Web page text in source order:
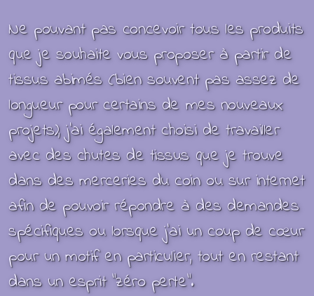
Ne pouvant pas concevoir tousles produits
que je souhaite vous proposer à partir de
tissus abimés (bien souvent pas assez de
longueur pour certains de mes nouveaux
projets), j’ai également choisi de travailler
avec des chutes de tissus que je trouve
dans des merceries du coin ou sur internet
afin de pouvoir répondre à des demandes
spécifiques ou lorsque j’ai un coup de cœur
pour un motif en particulier, tout en restant
dans un esprit “zéro perte”.